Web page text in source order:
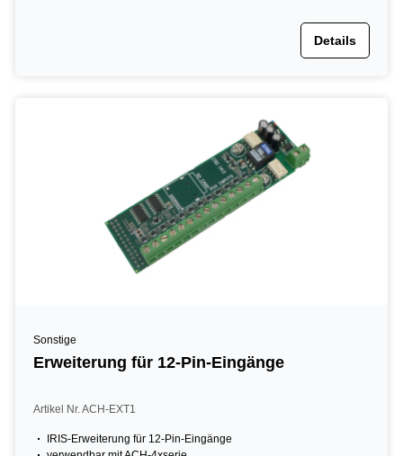
Details
Sonstige
Erweiterung für 12-Pin-Eingänge
Artikel Nr. ACH-EXT1
IRIS-Erweiterung für 12-Pin-Eingänge